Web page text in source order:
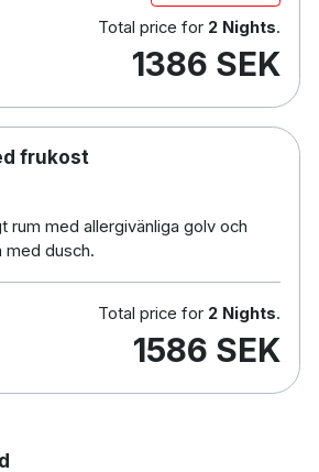
kontakta hotellets
Total price for 2 Nights.
1386 SEK
frukost
rum med allergivänliga golv och
med dusch.
Total price for 2 Nights.
1586 SEK